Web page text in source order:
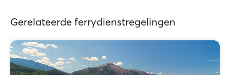
Gerelateerde ferrydienstregelingen